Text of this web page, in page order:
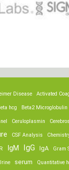
Activated
Disease
Beta2 Microglobulin
hcg
Ceruloplasmin
CSF Analysis
Gram
IgA
IgG
IgM
Quantitative
serum